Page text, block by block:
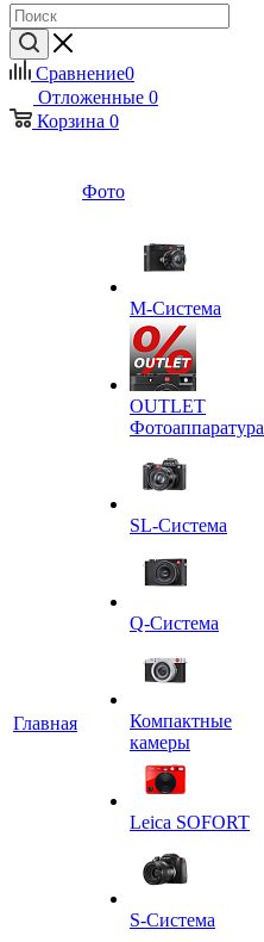
Сравнение0
Отложенные 0
Корзина 0
Главная
Фото
M-Система
OUTLET
Фотоаппаратура
SL-Система
Q-Cистема
Компактные
камеры
Leica SOFORT
S-Система